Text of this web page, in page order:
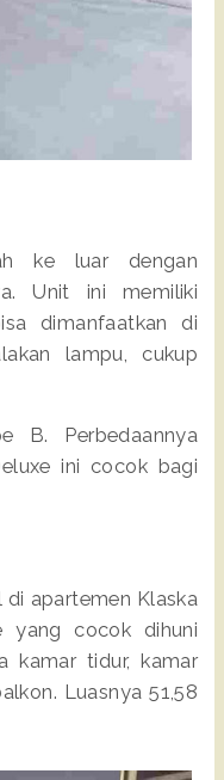
ke luar dengan
Unit ini memiliki
dimanfaatkan di
lampu, cukup
B. Perbedaannya
ini cocok bagi
di apartemen Klaska
yang cocok dihuni
kamar tidur, kamar
Luasnya 51,58